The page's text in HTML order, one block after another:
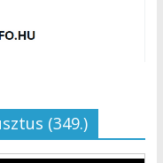
(349.)